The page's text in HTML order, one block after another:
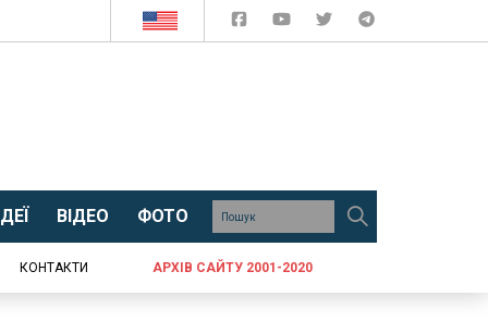
ВІДЕО ФОТО
КОНТАКТИ АРХІВ САЙТУ 2001-2020